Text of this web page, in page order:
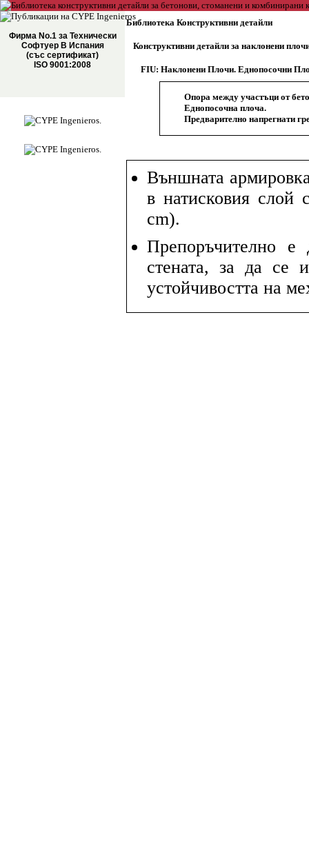
Фирма No.1 за Технически
Софтуер В Испания
(със сертификат)
ISO 9001:2008
Библиотека Конструктивни детайли
Конструктивни детайли за наклонени
FIU: Наклонени Плочи. Еднопосочни
Опора между участъци от
Еднопосочна плоча.
Предварително напрегнати
Външната
в натисковия
cm).
Препоръчително
стената, за да се
устойчивостта на